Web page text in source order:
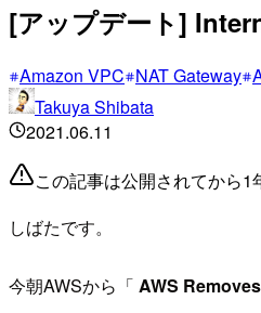
[アップデート]
Amazon VPC NAT Gateway
Takuya Shibata
2021.06.11
この記事は公開されてから1
しばたです。
今朝AWSから「 AWS